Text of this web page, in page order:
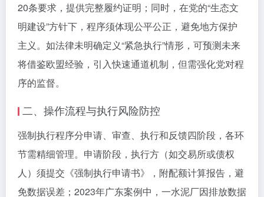
20条要求，提供完整履约证明；同时，在党的“生态文
明建设”方针下，程序须体现公平公正，避免地方保护
主义。如法律未明确定义“紧急执行”情形，可预测未来
将借鉴欧盟经验，引入快速通道机制，但需强化党对程
序的监督。
二、操作流程与执行风险防控
强制执行程序分申请、审查、执行和反馈四阶段，各环
节需精细管理。申请阶段，执行方（如交易所或债权
人）须提交《强制执行申请书》，附配额计算报告，避
免数据误差；2023年广东案例中，一水泥厂因排放数据